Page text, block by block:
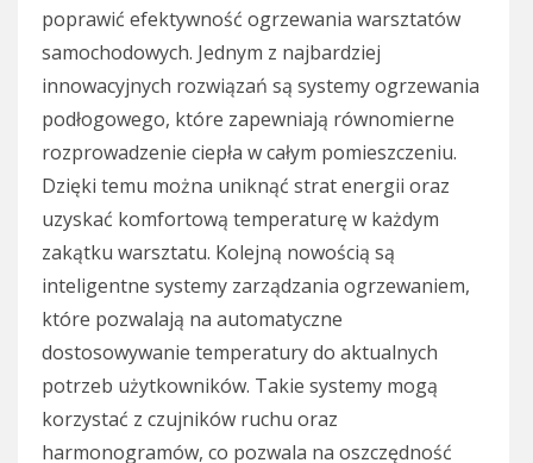
poprawić efektywność ogrzewania warsztatów
samochodowych. Jednym z najbardziej
innowacyjnych rozwiązań są systemy ogrzewania
podłogowego, które zapewniają równomierne
rozprowadzenie ciepła w całym pomieszczeniu.
Dzięki temu można uniknąć strat energii oraz
uzyskać komfortową temperaturę w każdym
zakątku warsztatu. Kolejną nowością są
inteligentne systemy zarządzania ogrzewaniem,
które pozwalają na automatyczne
dostosowywanie temperatury do aktualnych
potrzeb użytkowników. Takie systemy mogą
korzystać z czujników ruchu oraz
harmonogramów, co pozwala na oszczędność